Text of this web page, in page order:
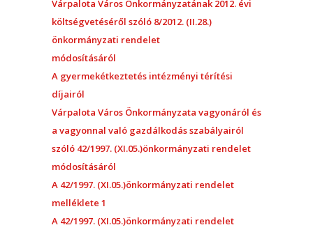
Várpalota Város Önkormányzatának 2012. évi
költségvetéséről szóló 8/2012. (II.28.)
önkormányzati rendelet
módosításáról
A gyermekétkeztetés intézményi térítési
díjairól
Várpalota Város Önkormányzata vagyonáról és
a vagyonnal való gazdálkodás szabályairól
szóló 42/1997. (XI.05.)önkormányzati rendelet
módosításáról
A 42/1997. (XI.05.)önkormányzati rendelet
melléklete 1
A 42/1997. (XI.05.)önkormányzati rendelet